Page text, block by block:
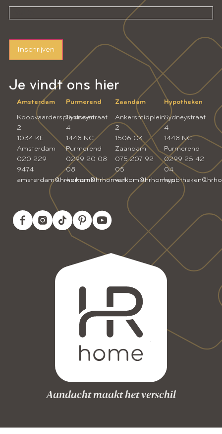
Je vindt ons hier
Amsterdam
Koopvaardersplantsoen
2
1034 KE
Amsterdam
020 229
9474
amsterdam@hrhome.nl
Purmerend
Sydneystraat
4
1448 NC
Purmerend
0299 20 08
08
welkom@hrhome.nl
Zaandam
Ankersmidplein
2
1506 CK
Zaandam
075 207 92
05
welkom@hrhome.nl
Hypotheken
Sydneystraat
4
1448 NC
Purmerend
0299 25 42
04
Inschrijven
Aandacht maakt het verschil